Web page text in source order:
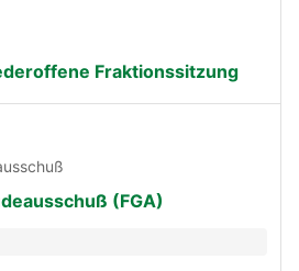
Fraktionssitzung
(FGA)